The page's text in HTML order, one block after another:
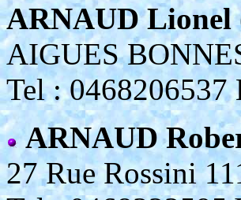
ARNAUD Lionel
AIGUES
Tel :
ARNAUD
27 Rue Rossini